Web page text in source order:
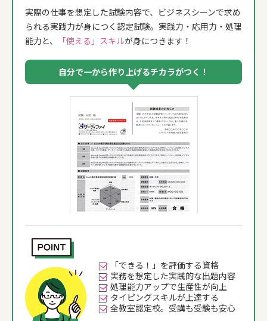
実際の仕事を想定した試験内容で、ビジネスシーンで求め
られる実践力が身につく認定試験。実践力・応用力・処理
能力と、
「使える」スキルが身につきます！
自分で一から作り上げるチカラがつく！
「できる！」を評価する資格
実務を想定した実践的な出題内容
処理能力アップで生産性が向上
タイピングスキルが上達する
全教室認定校。受講も受験も安心